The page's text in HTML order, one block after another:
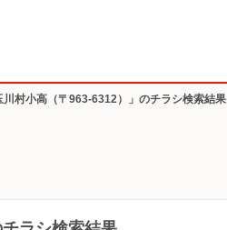
川村小高（〒963-6312）」のチラシ検索結果